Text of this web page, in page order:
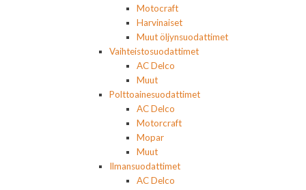
Motocraft
Harvinaiset
Muut öljynsuodattimet
Vaihteistosuodattimet
AC Delco
Muut
Polttoainesuodattimet
AC Delco
Motorcraft
Mopar
Muut
Ilmansuodattimet
AC Delco